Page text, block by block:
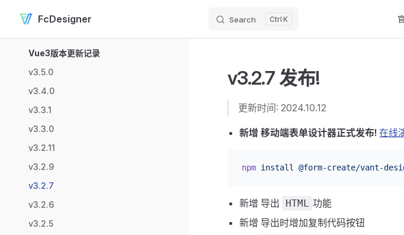
Skip to content
FcDesigner Search K
Vue3版本更新记录
v3.5.0
v3.4.0
v3.3.1
v3.3.0
v3.2.11
v3.2.9
v3.2.7
v3.2.6
v3.2.5
v3.2.7 发布!
更新时间: 2024.10.12
新增 移动端表单设计器正式发布! 在线
npm install @form-create/vant-
新增 导出 HTML 功能
新增 导出时增加复制代码按钮